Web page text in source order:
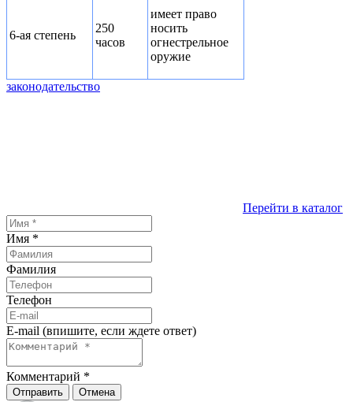
6-ая степень
250
часов
имеет право
носить
огнестрельное
оружие
законодательство
Перейти в каталог
Имя *
Фамилия
Телефон
E-mail (впишите, если ждете ответ)
Комментарий *
Отправить Отмена